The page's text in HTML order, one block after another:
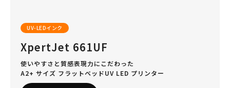
UV-LEDインク
XpertJet 661UF
使いやすさと質感表現力にこだわった
A2+ サイズ フラットベッドUV LED プリンター